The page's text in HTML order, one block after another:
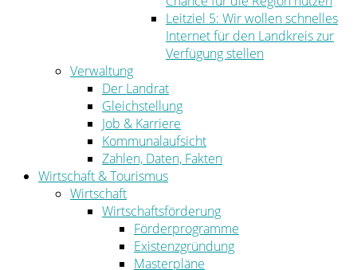
Leitziel 5: Wir wollen schnelles
Internet für den Landkreis zur
Verfügung stellen
Verwaltung
Der Landrat
Gleichstellung
Job & Karriere
Kommunalaufsicht
Zahlen, Daten, Fakten
Wirtschaft & Tourismus
Wirtschaft
Wirtschaftsförderung
Förderprogramme
Existenzgründung
Masterpläne